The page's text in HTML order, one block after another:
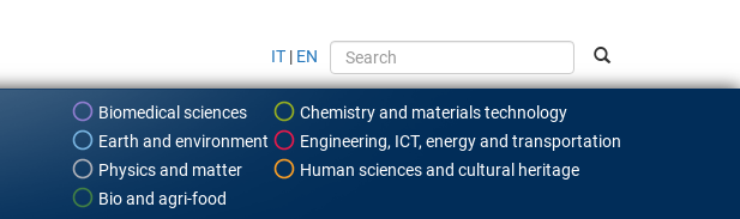
IT | EN
Biomedical sciences
Chemistry and materials technology
Earth and environment
Engineering, ICT, energy and transportation
Physics and matter
Human sciences and cultural heritage
Bio and agri-food